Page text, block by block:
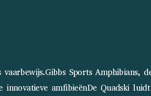
Sports Amphibians,
amfibieënDe Quadski